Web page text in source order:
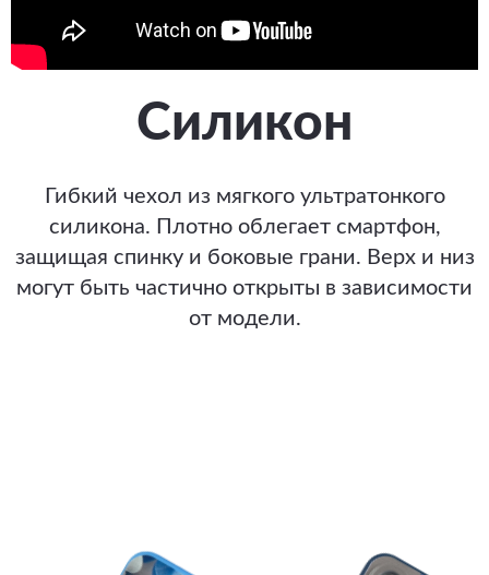
Силикон
Гибкий чехол из мягкого ультратонкого
силикона. Плотно облегает смартфон,
защищая спинку и боковые грани. Верх и низ
могут быть частично открыты в зависимости
от модели.